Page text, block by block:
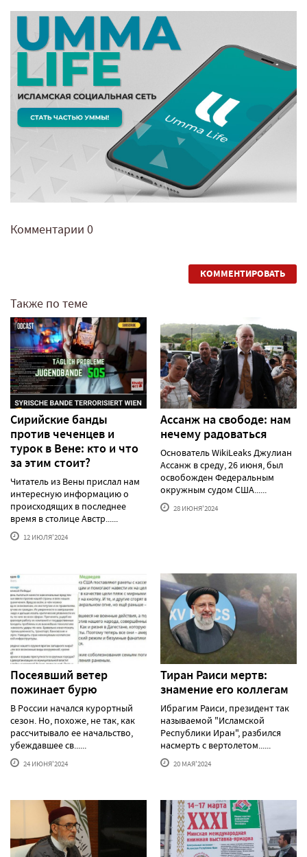
Комментарии 0
КОММЕНТИРОВАТЬ
Также по теме
Сирийские банды
против чеченцев и
турок в Вене: кто и что
за этим стоит?
Читатель из Вены прислал нам
интересную информацию о
происходящих в последнее
время в столице Австр......
12 ИЮЛЯ'2024
Ассанж на свободе: нам
нечему радоваться
Основатель WikiLeaks Джулиан
Ассанж в среду, 26 июня, был
освобожден Федеральным
окружным судом США......
28 ИЮНЯ'2024
Посеявший ветер
пожинает бурю
В России начался курортный
сезон. Но, похоже, не так, как
рассчитывало ее начальство,
убеждавшее св......
24 ИЮНЯ'2024
Тиран Раиси мертв:
знамение его коллегам
Ибрагим Раиси, президент так
называемой "Исламской
Республики Иран", разбился
насмерть с вертолетом......
20 МАЯ'2024